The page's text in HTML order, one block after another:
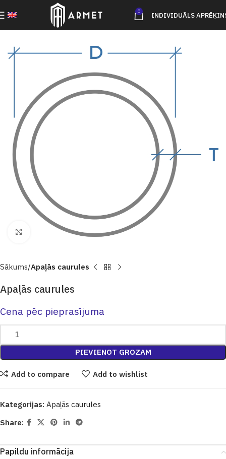
0 INDIVIDUĀLS
Click to enlarge
Sākums Apaļās caurules
Apaļās caurules
Cena pēc pieprasījuma
PIEVIENOT GROZAM
Add to compare Add to wishlist
Kategorijas: Apaļās caurules
Share:
Papildu informācija